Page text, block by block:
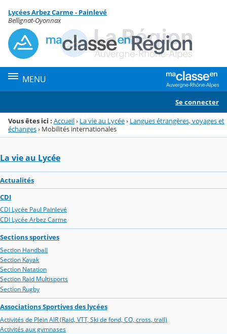
Menu de la rubrique
Contenu
Lycées Arbez Carme - Painlevé
Bellignat-Oyonnax
MENU
Se connecter
Vous êtes ici : Accueil› La vie au Lycée› Langues étrangères, voyages et
échanges› Mobilités internationales
La vie au Lycée
Actualités
CDI
CDI Lycée Paul Painlevé
CDI Lycée Arbez Carme
Sections sportives
Section Handball
Section Kayak
Section Natation
Section Raid Multisports
Section Rugby
Associations Sportives des lycées
Activités de Plein AIR (Raid, VTT, Ski de fond, CO, cross, trail)
Activités aux gymnases